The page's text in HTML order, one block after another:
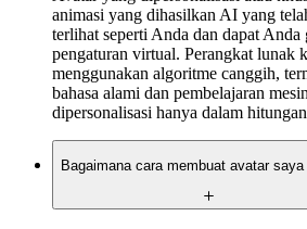
animasi yang dihasilkan AI yang
terlihat seperti Anda dan dapat Anda
pengaturan virtual. Perangkat lunak
menggunakan algoritme canggih,
bahasa alami dan pembelajaran
dipersonalisasi hanya dalam
Bagaimana cara membuat avatar